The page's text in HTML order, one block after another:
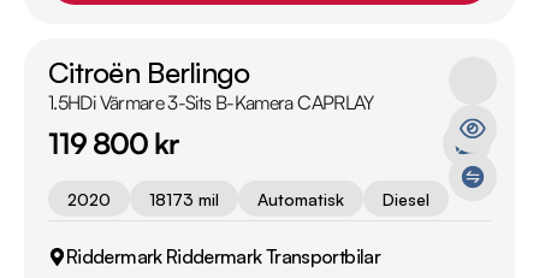
Citroën Berlingo
1.5HDi Värmare 3-Sits B-Kamera CAPRLAY
119 800 kr
2020 18173 mil Automatisk Diesel
Riddermark Riddermark Transportbilar